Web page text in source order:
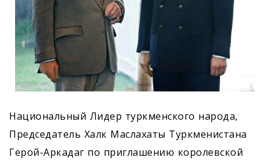
Национальный Лидер туркменского народа,
Председатель Халк Маслахаты Туркменистана
Герой-Аркадаг по приглашению королевской